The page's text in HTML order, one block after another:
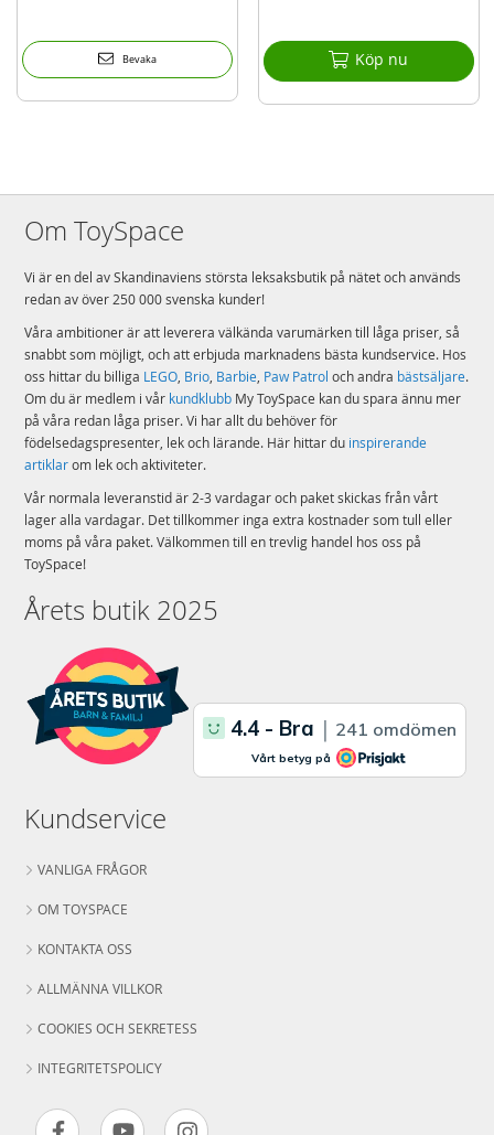
Bevaka Köp nu
Om ToySpace
Vi är en del av Skandinaviens största leksaksbutik på nätet och används
redan av över 250 000 svenska kunder!
Våra ambitioner är att leverera välkända varumärken till låga priser, så
snabbt som möjligt, och att erbjuda marknadens bästa kundservice. Hos
oss hittar du billiga LEGO, Brio, Barbie, Paw Patrol och andra bästsäljare.
Om du är medlem i vår kundklubb My ToySpace kan du spara ännu mer
på våra redan låga priser. Vi har allt du behöver för
födelsedagspresenter, lek och lärande. Här hittar du inspirerande
artiklarom lek och aktiviteter.
Vår normala leveranstid är 2-3 vardagar och paket skickas från vårt
lager alla vardagar. Det tillkommer inga extra kostnader som tull eller
moms på våra paket. Välkommen till en trevlig handel hos oss på
ToySpace!
Årets butik 2025
Kundservice
VANLIGA FRÅGOR
OM TOYSPACE
KONTAKTA OSS
ALLMÄNNA VILLKOR
COOKIES OCH SEKRETESS
INTEGRITETSPOLICY